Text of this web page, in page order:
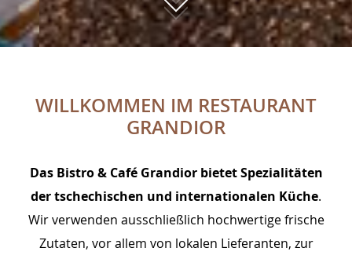
WILLKOMMEN IM RESTAURANT
GRANDIOR
Das Bistro & Café Grandior bietet Spezialitäten
der tschechischen und internationalen Küche.
Wir verwenden ausschließlich hochwertige frische
Zutaten, vor allem von lokalen Lieferanten, zur